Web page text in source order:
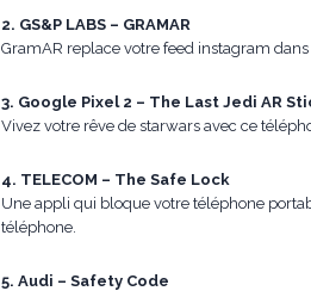
2. GS&P LABS – GRAMAR
GramAR replace votre feed instagram
3. Google Pixel 2 – The Last Jedi AR
Vivez votre rêve de starwars avec ce
4. TELECOM – The Safe Lock
Une appli qui bloque votre téléphone
téléphone.
5. Audi – Safety Code